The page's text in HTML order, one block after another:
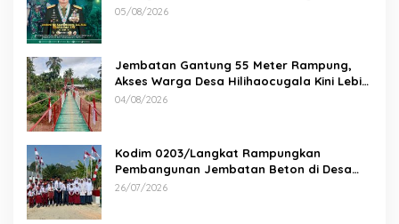
Kodam I/BB Mengucapkan : Selamat Ulang
05/08/2026
Jembatan Gantung 55 Meter Rampung,
Akses Warga Desa Hilihaocugala Kini Lebih
Aman
04/08/2026
Kodim 0203/Langkat Rampungkan
Pembangunan Jembatan Beton di Desa
Paluh Manis
26/07/2026